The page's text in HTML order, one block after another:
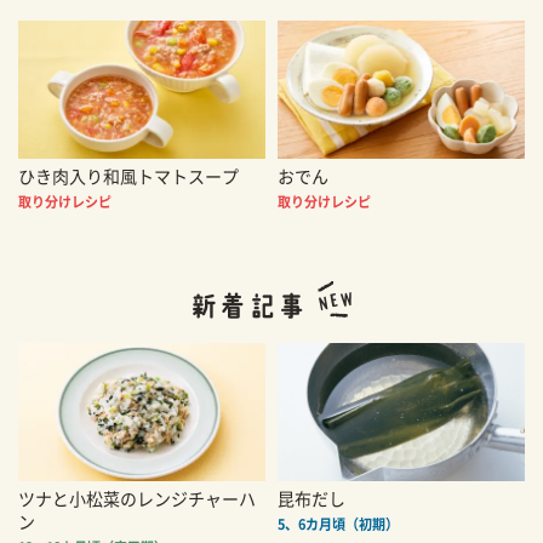
ひき肉入り和風トマトスープ
取り分けレシピ
おでん
取り分けレシピ
ツナと小松菜のレンジチャーハ
ン
昆布だし
5、6カ月頃（初期）